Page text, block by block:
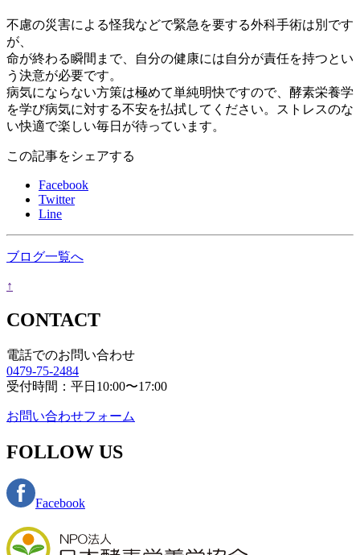
不慮の災害による怪我などで緊急を要する外科手術は別です
が、
命が終わる瞬間まで、自分の健康には自分が責任を持つとい
う決意が必要です。
病気にならない方策は極めて単純明快ですので、酵素栄養学
を学び病気に対する不安を払拭してください。ストレスのな
い快適で楽しい毎日が待っています。
この記事をシェアする
Facebook
Twitter
Line
ブログ一覧へ
↑
CONTACT
電話でのお問い合わせ
0479-75-2484
受付時間：平日10:00〜17:00
お問い合わせフォーム
FOLLOW US
Facebook